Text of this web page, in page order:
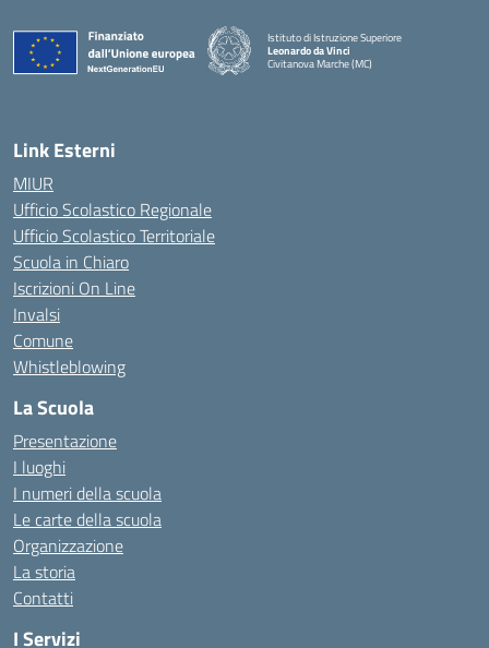
Istituto di Istruzione Superiore
Leonardo da Vinci
Civitanova Marche (MC)
Link Esterni
MIUR
Ufficio Scolastico Regionale
Ufficio Scolastico Territoriale
Scuola in Chiaro
Iscrizioni On Line
Invalsi
Comune
Whistleblowing
La Scuola
Presentazione
I luoghi
I numeri della scuola
Le carte della scuola
Organizzazione
La storia
Contatti
I Servizi